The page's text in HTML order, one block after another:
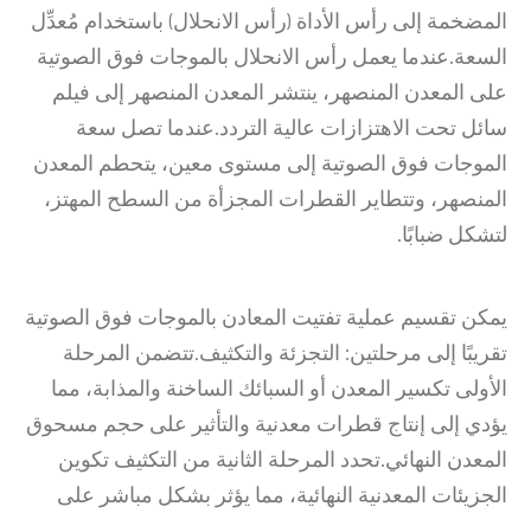
المضخمة إلى رأس الأداة (رأس الانحلال) باستخدام مُعدِّل
السعة.عندما يعمل رأس الانحلال بالموجات فوق الصوتية
على المعدن المنصهر، ينتشر المعدن المنصهر إلى فيلم
سائل تحت الاهتزازات عالية التردد.عندما تصل سعة
الموجات فوق الصوتية إلى مستوى معين، يتحطم المعدن
المنصهر، وتتطاير القطرات المجزأة من السطح المهتز،
لتشكل ضبابًا.
يمكن تقسيم عملية تفتيت المعادن بالموجات فوق الصوتية
تقريبًا إلى مرحلتين: التجزئة والتكثيف.تتضمن المرحلة
الأولى تكسير المعدن أو السبائك الساخنة والمذابة، مما
يؤدي إلى إنتاج قطرات معدنية والتأثير على حجم مسحوق
المعدن النهائي.تحدد المرحلة الثانية من التكثيف تكوين
الجزيئات المعدنية النهائية، مما يؤثر بشكل مباشر على